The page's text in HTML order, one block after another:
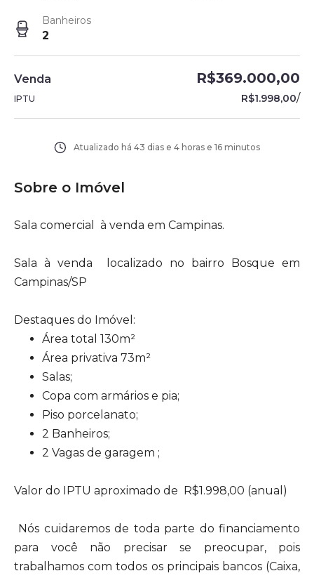
Banheiros
2
Venda R$369.000,00
IPTU R$1.998,00/
Atualizado há 43 dias e 4 horas e 16 minutos
Sobre o Imóvel
Sala comercial à venda em Campinas.
Sala à venda localizado no bairro Bosque em
Campinas/SP
Destaques do Imóvel:
Área total 130m²
Área privativa 73m²
Salas;
Copa com armários e pia;
Piso porcelanato;
2 Banheiros;
2 Vagas de garagem ;
Valor do IPTU aproximado de R$1.998,00 (anual)
Nós cuidaremos de toda parte do financiamento
para você não precisar se preocupar, pois
trabalhamos com todos os principais bancos (Caixa,